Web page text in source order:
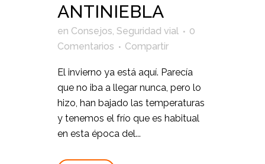
ANTINIEBLA
en Consejos, Seguridad vial
0
Comentarios
Compartir
El invierno ya está aquí. Parecía
que no iba a llegar nunca, pero lo
hizo, han bajado las temperaturas
y tenemos el frío que es habitual
en esta época del...